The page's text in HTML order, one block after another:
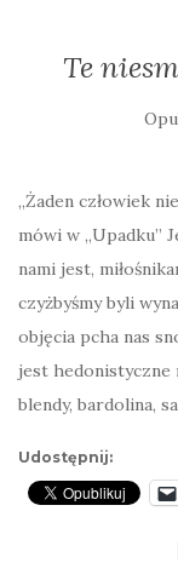
Te
„Żaden człowiek
mówi w „Upadku”
nami jest,
czyżbyśmy byli
objęcia pcha nas
jest hedonistyczne
blendy, bardolina,
Udostępnij: